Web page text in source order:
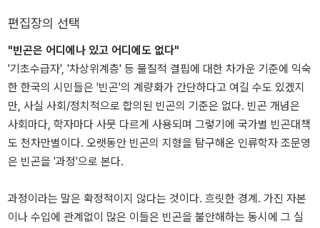
편집장의 선택
"빈곤은 어디에나 있고 어디에도 없다"
'기초수급자', '차상위계층' 등 물질적 결핍에 대한 차가운 기준에 익숙
한 한국의 시민들은 '빈곤'의 계량화가 간단하다고 여길 수도 있겠지
만, 사실 사회/정치적으로 합의된 빈곤의 기준은 없다. 빈곤 개념은
사회마다, 학자마다 사뭇 다르게 사용되며 그렇기에 국가별 빈곤대책
도 천차만별이다. 오랫동안 빈곤의 지형을 탐구해온 인류학자 조문영
은 빈곤을 '과정'으로 본다.
과정이라는 말은 확정적이지 않다는 것이다. 흐릿한 경계. 가진 자본
이나 수입에 관계없이 많은 이들은 빈곤을 불안해하는 동시에 그 실